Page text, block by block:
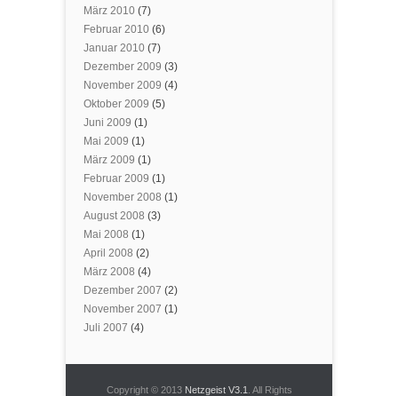
März 2010 (7)
Februar 2010 (6)
Januar 2010 (7)
Dezember 2009 (3)
November 2009 (4)
Oktober 2009 (5)
Juni 2009 (1)
Mai 2009 (1)
März 2009 (1)
Februar 2009 (1)
November 2008 (1)
August 2008 (3)
Mai 2008 (1)
April 2008 (2)
März 2008 (4)
Dezember 2007 (2)
November 2007 (1)
Juli 2007 (4)
Copyright © 2013 Netzgeist V3.1 . All Rights